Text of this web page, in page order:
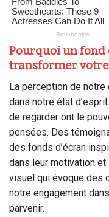
Pourquoi un fond
transformer
La perception de notre
dans notre état
de regarder ont le
pensées. Des
des fonds d’écran
dans leur motivation et
visuel qui évoque des
notre engagement
parvenir.